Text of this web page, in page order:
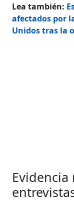
Lea también:
afectados por
Unidos tras la